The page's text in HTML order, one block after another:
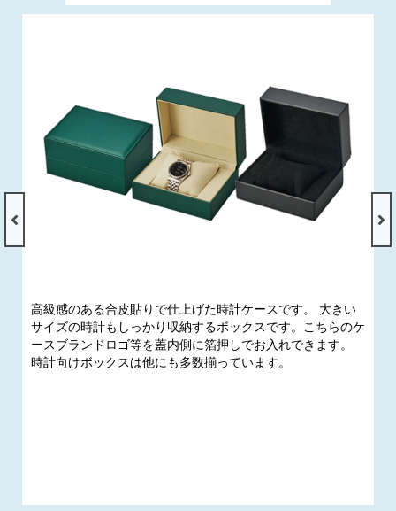
高級感のある合皮貼りで仕上げた時計ケースです。 大きい
サイズの時計もしっかり収納するボックスです。こちらのケ
ースブランドロゴ等を蓋内側に箔押しでお入れできます。
時計向けボックスは他にも多数揃っています。